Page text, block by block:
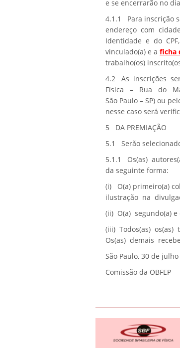
e se encerrarão no dia
4.1.1 Para inscrição
endereço com
Identidade e do
vinculado(a) e a ficha
trabalho(os)
4.2 As inscrições
Física – Rua do
São Paulo – SP) ou
nesse caso será
5 DA PREMIAÇÃO
5.1 Serão
5.1.1 Os(as)
da seguinte forma:
(i) O(a) primeiro(a)
ilustração na
(ii) O(a) segundo(a)
(iii) Todos(as)
Os(as) demais
São Paulo, 30 de
Comissão da OBFEP